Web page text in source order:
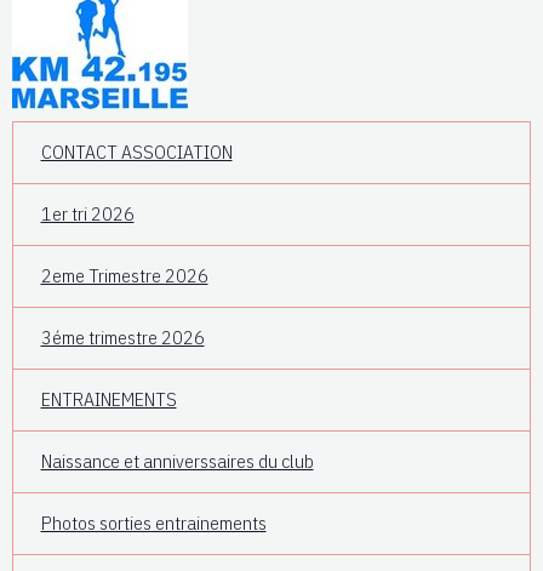
CONTACT ASSOCIATION
1er tri 2026
2eme Trimestre 2026
3éme trimestre 2026
ENTRAINEMENTS
Naissance et anniverssaires du club
Photos sorties entrainements